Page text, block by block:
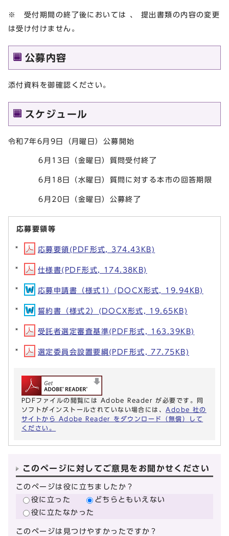
※ 受付期間の終了後においては 、 提出書類の内容の変更
は受け付けません。
公募内容
添付資料を御確認ください。
スケジュール
令和7年6月9日（月曜日）公募開始
6月13日（金曜日）質問受付終了
6月18日（水曜日）質問に対する本市の回答期限
6月20日（金曜日）公募終了
応募要領等
応募要領(PDF形式, 374.43KB)
仕様書(PDF形式, 174.38KB)
応募申請書（様式1）(DOCX形式, 19.94KB)
誓約書（様式2）(DOCX形式, 19.65KB)
受託者選定審査基準(PDF形式, 163.39KB)
選定委員会設置要綱(PDF形式, 77.75KB)
PDFファイルの閲覧には Adobe Reader が必要です。同
ソフトがインストールされていない場合には、 Adobe 社の
サイトから Adobe Reader をダウンロード（無償）して
ください。
このページに対してご意見をお聞かせください
このページは役に立ちましたか？
役に立った
どちらともいえない
役に立たなかった
このページは見つけやすかったですか？